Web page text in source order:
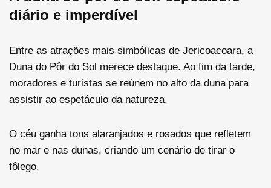
diário e imperdível
Entre as atrações mais simbólicas de Jericoacoara, a
Duna do Pôr do Sol merece destaque. Ao fim da tarde,
moradores e turistas se reúnem no alto da duna para
assistir ao espetáculo da natureza.
O céu ganha tons alaranjados e rosados que refletem
no mar e nas dunas, criando um cenário de tirar o
fôlego.